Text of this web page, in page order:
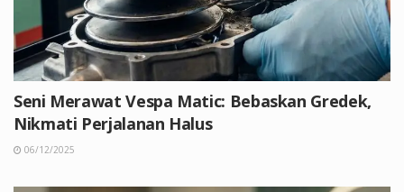
Seni Merawat Vespa Matic: Bebaskan Gredek,
Nikmati Perjalanan Halus
06/12/2025